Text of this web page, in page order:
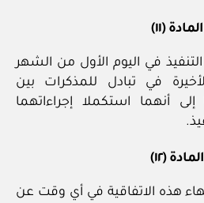
المادة (١١)
في اليوم الأول من الشهر
في تبادل للمذكرات بين
أنهما استكملا إجراءاتهما
المادة (١٢)
هذه الاتفاقية في أي وقت عن